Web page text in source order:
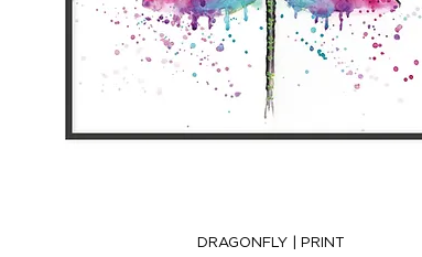
Vista rápida
DRAGONFLY | PRINT